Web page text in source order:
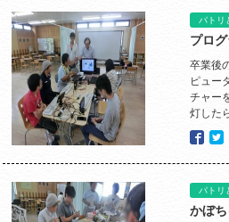
パトリ
プロ
卒業後
ピュー
チャー
灯した
パトリ
かぼ